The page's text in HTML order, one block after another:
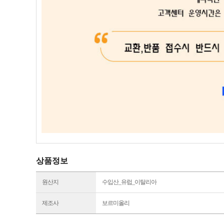
상품정보
원산지 수입산_유럽_이탈리아
제조사 보르미올리